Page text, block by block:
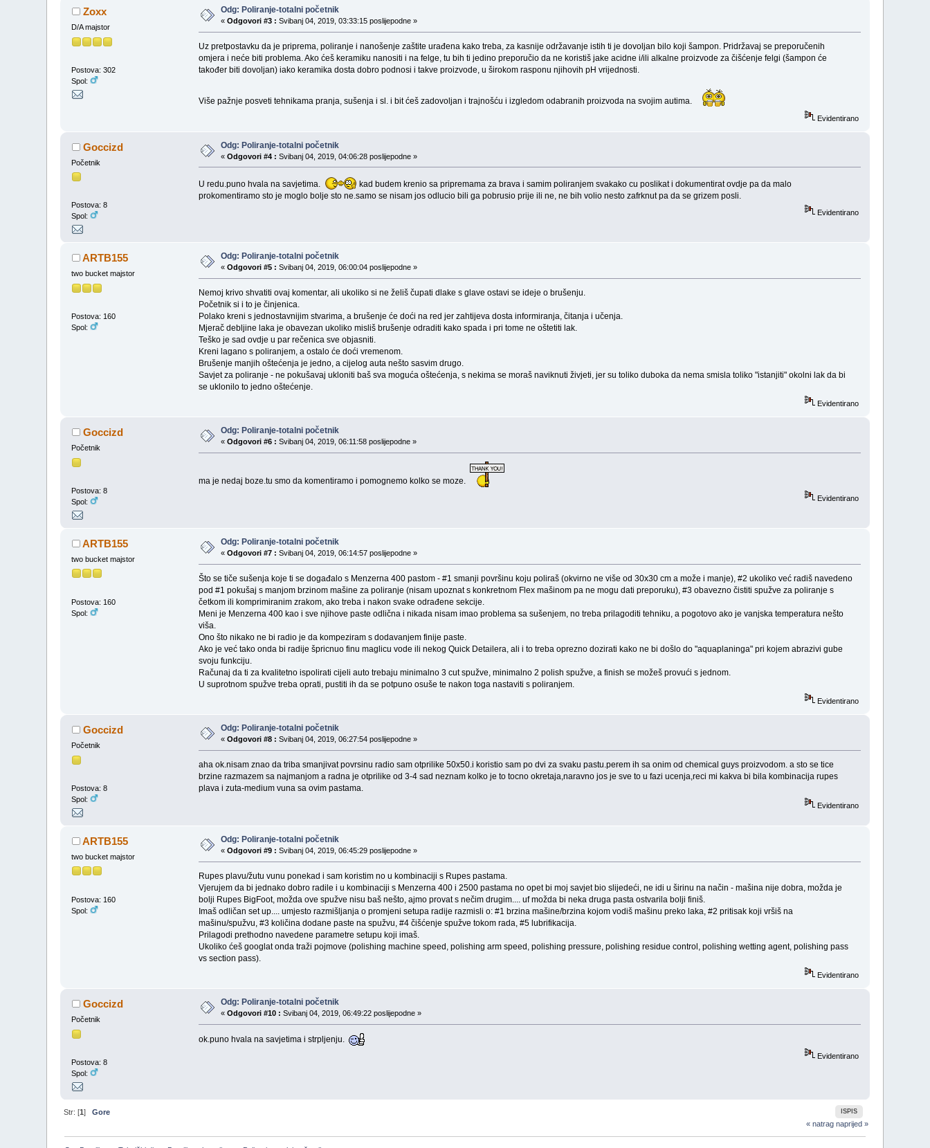
Zoxx
D/A majstor
Postova: 302
Spol:
Odg: Poliranje-totalni početnik
«Odgovori #3 : Svibanj 04, 2019, 03:33:15 poslijepodne »
Uz pretpostavku da je priprema, poliranje i nanošenje zaštite urađena kako treba, za kasnije održavanje istih ti je dovoljan bilo koji šampon. Pridržavaj se preporučenih
omjera i neće biti problema. Ako ćeš keramiku nanositi i na felge, tu bih ti jedino preporučio da ne koristiš jake acidne i/ili alkalne proizvode za čišćenje felgi (šampon će
također biti dovoljan) iako keramika dosta dobro podnosi i takve proizvode, u širokom rasponu njihovih pH vrijednosti.
Više pažnje posveti tehnikama pranja, sušenja i sl. i bit ćeš zadovoljan i trajnošću i izgledom odabranih proizvoda na svojim autima.
Evidentirano
Goccizd
Početnik
Postova: 8
Spol:
Odg: Poliranje-totalni početnik
«Odgovori #4 : Svibanj 04, 2019, 04:06:28 poslijepodne »
U redu.puno hvala na savjetima.
kad budem krenio sa pripremama za brava i samim poliranjem svakako cu poslikat i dokumentirat ovdje pa da malo
prokomentiramo sto je moglo bolje sto ne.samo se nisam jos odlucio bili ga pobrusio prije ili ne, ne bih volio nesto zafrknut pa da se grizem posli.
Evidentirano
ARTB155
two bucket majstor
Postova: 160
Spol:
Odg: Poliranje-totalni početnik
«Odgovori #5 : Svibanj 04, 2019, 06:00:04 poslijepodne »
Nemoj krivo shvatiti ovaj komentar, ali ukoliko si ne želiš čupati dlake s glave ostavi se ideje o brušenju.
Početnik si i to je činjenica.
Polako kreni s jednostavnijim stvarima, a brušenje će doći na red jer zahtijeva dosta informiranja, čitanja i učenja.
Mjerač debljine laka je obavezan ukoliko misliš brušenje odraditi kako spada i pri tome ne oštetiti lak.
Teško je sad ovdje u par rečenica sve objasniti.
Kreni lagano s poliranjem, a ostalo će doći vremenom.
Brušenje manjih oštećenja je jedno, a cijelog auta nešto sasvim drugo.
Savjet za poliranje - ne pokušavaj ukloniti baš sva moguća oštećenja, s nekima se moraš naviknuti živjeti, jer su toliko duboka da nema smisla toliko "istanjiti" okolni lak da bi
se uklonilo to jedno oštećenje.
Evidentirano
Goccizd
Početnik
Postova: 8
Spol:
Odg: Poliranje-totalni početnik
«Odgovori #6 : Svibanj 04, 2019, 06:11:58 poslijepodne »
ma je nedaj boze.tu smo da komentiramo i pomognemo kolko se moze.
Evidentirano
ARTB155
two bucket majstor
Postova: 160
Spol:
Odg: Poliranje-totalni početnik
«Odgovori #7 : Svibanj 04, 2019, 06:14:57 poslijepodne »
Što se tiče sušenja koje ti se događalo s Menzerna 400 pastom - #1 smanji površinu koju poliraš (okvirno ne više od 30x30 cm a može i manje), #2 ukoliko već radiš navedeno
pod #1 pokušaj s manjom brzinom mašine za poliranje (nisam upoznat s konkretnom Flex mašinom pa ne mogu dati preporuku), #3 obavezno čistiti spužve za poliranje s
četkom ili komprimiranim zrakom, ako treba i nakon svake odrađene sekcije.
Meni je Menzerna 400 kao i sve njihove paste odlična i nikada nisam imao problema sa sušenjem, no treba prilagoditi tehniku, a pogotovo ako je vanjska temperatura nešto
viša.
Ono što nikako ne bi radio je da kompeziram s dodavanjem finije paste.
Ako je već tako onda bi radije špricnuo finu maglicu vode ili nekog Quick Detailera, ali i to treba oprezno dozirati kako ne bi došlo do "aquaplaninga" pri kojem abrazivi gube
svoju funkciju.
Računaj da ti za kvalitetno ispolirati cijeli auto trebaju minimalno 3 cut spužve, minimalno 2 polish spužve, a finish se možeš provući s jednom.
U suprotnom spužve treba oprati, pustiti ih da se potpuno osuše te nakon toga nastaviti s poliranjem.
Evidentirano
Goccizd
Početnik
Postova: 8
Spol:
Odg: Poliranje-totalni početnik
«Odgovori #8 : Svibanj 04, 2019, 06:27:54 poslijepodne »
aha ok.nisam znao da triba smanjivat povrsinu radio sam otprilike 50x50.i koristio sam po dvi za svaku pastu.perem ih sa onim od chemical guys proizvodom. a sto se tice
brzine razmazem sa najmanjom a radna je otprilike od 3-4 sad neznam kolko je to tocno okretaja,naravno jos je sve to u fazi ucenja,reci mi kakva bi bila kombinacija rupes
plava i zuta-medium vuna sa ovim pastama.
Evidentirano
ARTB155
two bucket majstor
Postova: 160
Spol:
Odg: Poliranje-totalni početnik
«Odgovori #9 : Svibanj 04, 2019, 06:45:29 poslijepodne »
Rupes plavu/žutu vunu ponekad i sam koristim no u kombinaciji s Rupes pastama.
Vjerujem da bi jednako dobro radile i u kombinaciji s Menzerna 400 i 2500 pastama no opet bi moj savjet bio slijedeći, ne idi u širinu na način - mašina nije dobra, možda je
bolji Rupes BigFoot, možda ove spužve nisu baš nešto, ajmo provat s nečim drugim.... uf možda bi neka druga pasta ostvarila bolji finiš.
Imaš odličan set up.... umjesto razmišljanja o promjeni setupa radije razmisli o: #1 brzina mašine/brzina kojom vodiš mašinu preko laka, #2 pritisak koji vršiš na
mašinu/spužvu, #3 količina dodane paste na spužvu, #4 čišćenje spužve tokom rada, #5 lubrifikacija.
Prilagodi prethodno navedene parametre setupu koji imaš.
Ukoliko ćeš googlat onda traži pojmove (polishing machine speed, polishing arm speed, polishing pressure, polishing residue control, polishing wetting agent, polishing pass
vs section pass).
Evidentirano
Goccizd
Početnik
Postova: 8
Spol:
Odg: Poliranje-totalni početnik
«Odgovori #10 : Svibanj 04, 2019, 06:49:22 poslijepodne »
ok.puno hvala na savjetima i strpljenju.
Evidentirano
ISPIS
Str: [1]Gore
« natrag naprijed »